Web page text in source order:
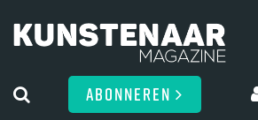
ABONNEREN